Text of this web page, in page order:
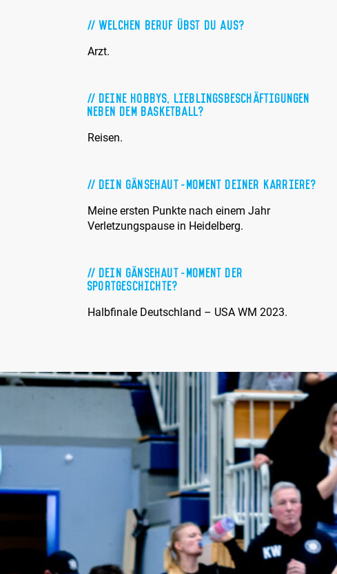
Welchen Beruf übst Du aus?
Arzt.
Deine Hobbys, Lieblingsbeschäftigungen
neben dem Basketball?
Reisen.
Dein Gänsehaut-Moment Deiner Karriere?
Meine ersten Punkte nach einem Jahr
Verletzungspause in Heidelberg.
Dein Gänsehaut-Moment der
Sportgeschichte?
Halbfinale Deutschland – USA WM 2023.